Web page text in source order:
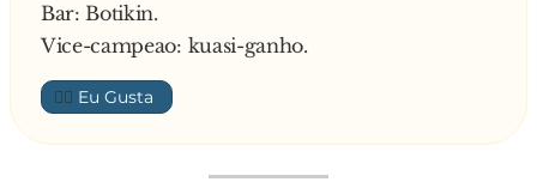
Bar: Botikin.
Vice-campeao: kuasi-ganho.
👍🏼